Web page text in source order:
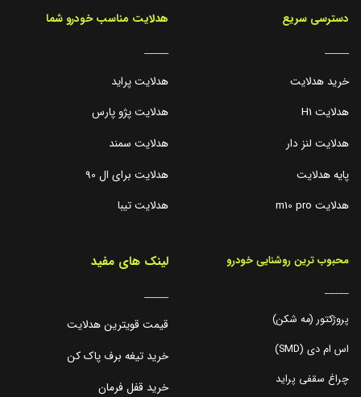
دسترسی سریع
_____
خرید هدلایت
هدلایت H1
هدلایت لنز دار
پایه هدلایت
هدلایت m10 pro
هدلایت مناسب خودرو شما
_____
هدلایت پراید
هدلایت پژو پارس
هدلایت سمند
هدلایت برای ال 90
هدلایت تیبا
محبوب ترین روشنایی خودرو
_____
پروژکتور (مه شکن)
اس ام دی (SMD)
چراغ سقفی پراید
لینک های مفید
_____
قیمت قویترین هدلایت
خرید تیغه برف پاک کن
خرید قفل فرمان